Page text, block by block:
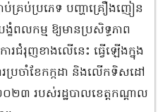
ប់គ្រប់ប្រភេទ បញ្ហាគ្រឿងញៀន
ខំពលកម្ម ឱ្យមានប្រសិទ្ធភាព
រជំរុញខាងលើនេះ ធ្វើឡើងក្នុង
ប្រចាំខែកក្កដា និងលើកទិសដៅ
០២៣ របស់រដ្ឋបាលខេត្តកណ្ដាល